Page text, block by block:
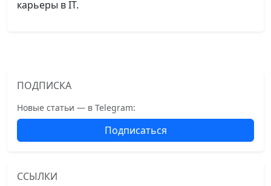
карьеры в IT.
ПОДПИСКА
Новые статьи — в Telegram:
Подписаться
ССЫЛКИ